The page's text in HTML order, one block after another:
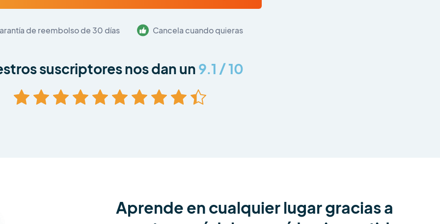
de reembolso de 30 días Cancela cuando quieras
suscriptores nos dan un 9.1 / 10
Aprende en cualquier lugar gracias a